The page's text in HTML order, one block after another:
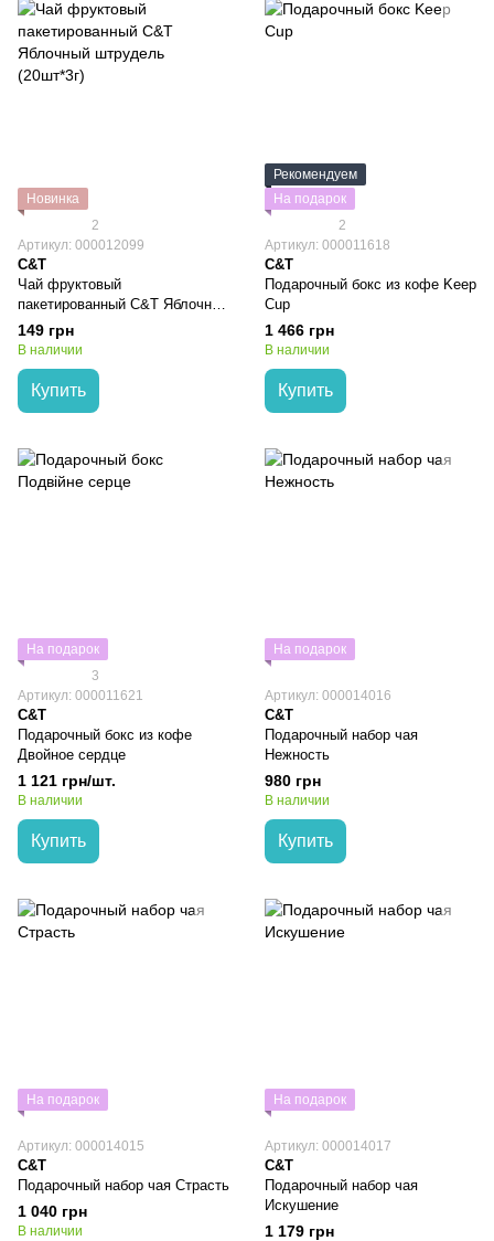
Новинка
2
Артикул: 000012099
C&T
Чай фруктовый
пакетированный C&T Яблочный
штрудель (20шт*3г)
149 грн
В наличии
Купить
Рекомендуем
На подарок
2
Артикул: 000011618
C&T
Подарочный бокс из кофе Keep
Cup
1 466 грн
В наличии
Купить
На подарок
3
Артикул: 000011621
C&T
Подарочный бокс из кофе
Двойное сердце
1 121 грн/шт.
В наличии
Купить
На подарок
Артикул: 000014016
C&T
Подарочный набор чая
Нежность
980 грн
В наличии
Купить
На подарок
Артикул: 000014015
C&T
Подарочный набор чая Страсть
1 040 грн
В наличии
На подарок
Артикул: 000014017
C&T
Подарочный набор чая
Искушение
1 179 грн